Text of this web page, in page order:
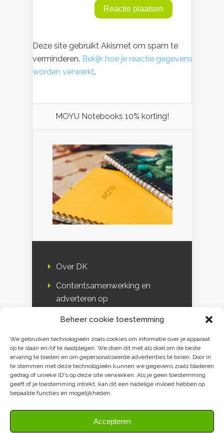
Beheer cookie toestemming
We gebruiken technologieën zoals cookies om informatie over je apparaat
op te slaan en/of te raadplegen. We doen dit met als doel om de beste
ervaring te bieden en om gepersonaliseerde advertenties te tonen. Door in
te stemmen met deze technologieën kunnen we gegevens zoals bladeren
gedrag of unieke ID's op deze site verwerken. Als je geen toestemming
geeft of je toestemming intrekt, kan dit een nadelige invloed hebben op
bepaalde functies en mogelijkheden.
Accepteren
Deze site gebruikt Akismet om spam te
verminderen. Bekijk hoe je reactie gegevens
worden verwerkt.
MOYU Notebooks 10% korting!
Over DK
Contentsamenwerking en
adverteren op
DK & media
Disclaimer
Privacy verklaring